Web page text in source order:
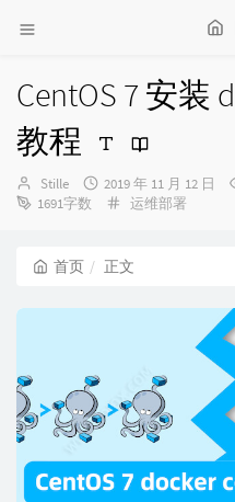
CentOS 7 安装
教程
博
主：
Stille
发
布
2019 年 11 月 12 日
1691字数
分
运维部署
首页 正文